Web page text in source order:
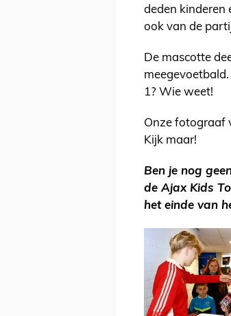
deden kinderen
ook van de
De mascotte
1? Wie weet!
Onze fotograaf
Kijk maar!
Ben je nog
de Ajax Kids
het einde van